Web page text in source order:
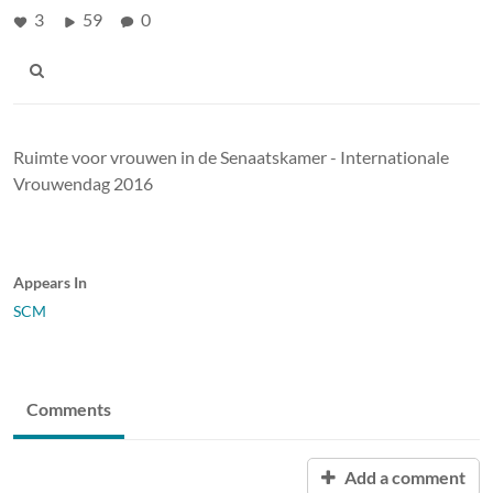
3 59 0
Ruimte voor vrouwen in de Senaatskamer - Internationale
Vrouwendag 2016
Appears In
SCM
Comments
Add a comment